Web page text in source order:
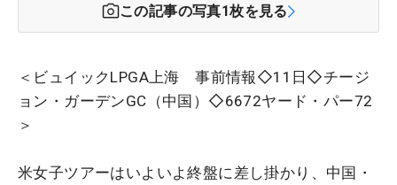
この記事の写真1枚を見る
＜ビュイックLPGA上海 事前情報◇11日◇チージ
ョン・ガーデンGC（中国）◇6672ヤード・パー72
＞
米女子ツアーはいよいよ終盤に差し掛かり、中国・